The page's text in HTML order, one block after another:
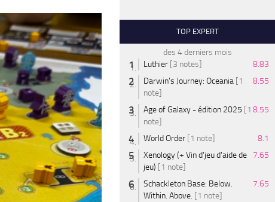
TOP EXPERT
des 4 derniers mois
Luthier [3 notes]
8.83
Darwin's Journey: Oceania [1
note]
8.55
Age of Galaxy - édition 2025 [1
note]
8.55
World Order [1 note]
8.1
Xenology (+ Vin d'jeu d'aide de
jeu) [1 note]
7.65
Schackleton Base: Below.
Within. Above. [1 note]
7.65